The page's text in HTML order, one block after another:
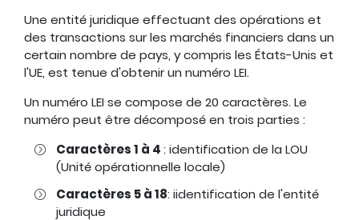
Une entité juridique effectuant des opérations et
des transactions sur les marchés financiers dans un
certain nombre de pays, y compris les États-Unis et
l'UE, est tenue d'obtenir un numéro LEI.
Un numéro LEI se compose de 20 caractères. Le
numéro peut être décomposé en trois parties :
Caractères 1 à 4: identification de la LOU
(Unité opérationnelle locale)
Caractères 5 à 18: iidentification de l'entité
juridique